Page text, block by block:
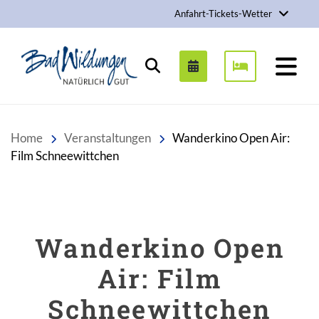
Anfahrt-Tickets-Wetter
Stadt Bad Wildungen
Suchen
Home Veranstaltungen
Wanderkino Open Air:
Film Schneewittchen
Wanderkino Open
Air: Film
Schneewittchen